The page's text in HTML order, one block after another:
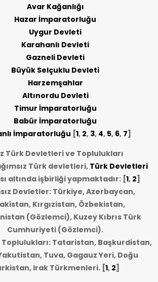
Avar Kağanlığı
Hazar İmparatorluğu
Uygur Devleti
Karahanlı Devleti
Gazneli Devleti
Büyük Selçuklu Devleti
Harzemşahlar
Altınordu Devleti
Timur İmparatorluğu
Babür İmparatorluğu
İmparatorluğu [1, 2, 3, 4, 5, 6, 7]
Türk Devletleri ve Toplulukları
Türk devletleri, Türk Devletleri
altında işbirliği yapmaktadır: [1, 2]
Devletler: Türkiye, Azerbaycan,
Kırgızistan, Özbekistan,
(Gözlemci), Kuzey Kıbrıs Türk
Cumhuriyeti (Gözlemci).
Toplulukları: Tataristan, Başkurdistan,
Tuva, Gagauz Yeri, Doğu
Irak Türkmenleri.[1, 2]